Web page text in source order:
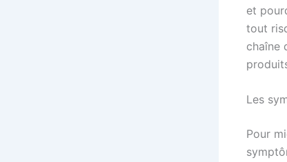
et
tout
chaîne
Les
Pour